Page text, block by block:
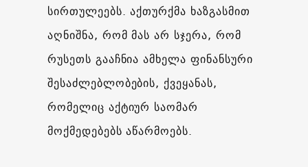
სირთულეებს. აქთურქმა ხაზგასმით
აღნიშნა, რომ მას არ სჯერა, რომ
რუსეთს გააჩნია ამხელა ფინანსური
შესაძლებლობების, ქვეყანას,
რომელიც აქტიურ საომარ
მოქმედებებს აწარმოებს.